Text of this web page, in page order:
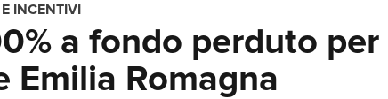
INCENTIVI
a fondo perduto per
Emilia Romagna